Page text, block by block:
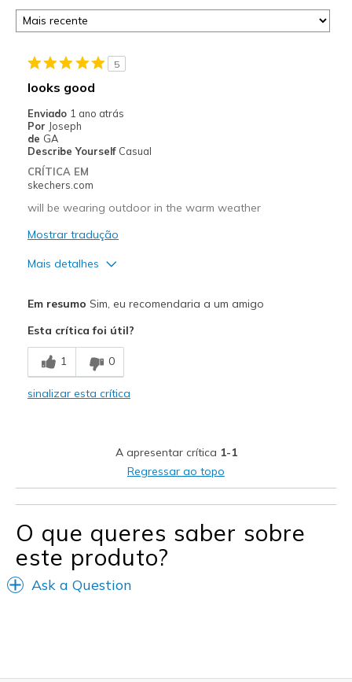
5
looks good
Enviado 1 ano atrás
Por Joseph
de GA
Describe Yourself Casual
CRÍTICA EM
skechers.com
will be wearing outdoor in the warm weather
Mostrar tradução
Mais detalhes
Melhores utilizações
Casual Wear
Em resumo Sim, eu recomendaria a um amigo
Esta crítica foi útil?
1 0
sinalizar esta crítica
A apresentar crítica 1-1
Regressar ao topo
O que queres saber sobre
este produto?
Ask a Question